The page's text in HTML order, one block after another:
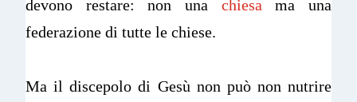
devono restare: non una chiesa ma una
federazione di tutte le chiese.
Ma il discepolo di Gesù non può non nutrire